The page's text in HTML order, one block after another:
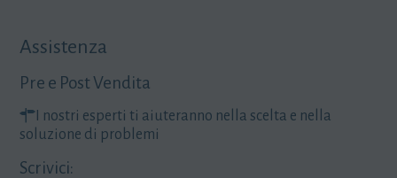
Assistenza
Pre e Post Vendita
I nostri esperti ti aiuteranno nella scelta e nella
soluzione di problemi
Scrivici: